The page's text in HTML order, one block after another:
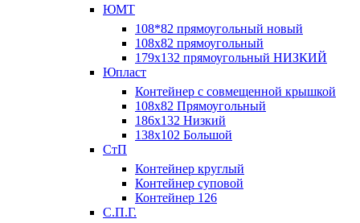
ЮМТ
108*82 прямоугольный новый
108х82 прямоугольный
179х132 прямоугольный НИЗКИЙ
Юпласт
Контейнер с совмещенной крышкой
108х82 Прямоугольный
186х132 Низкий
138х102 Большой
СтП
Контейнер круглый
Контейнер суповой
Контейнер 126
С.П.Г.